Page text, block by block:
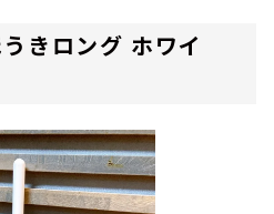
きロング ホワイ